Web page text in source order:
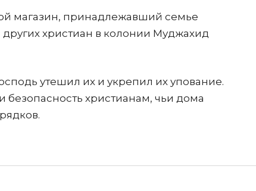
магазин, принадлежавший семье
христиан в колонии Муджахид
утешил их и укрепил их упование.
христианам, чьи дома